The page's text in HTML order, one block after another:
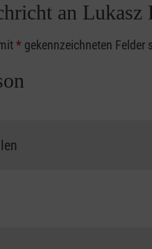
an Lukasz
* gekennzeichneten